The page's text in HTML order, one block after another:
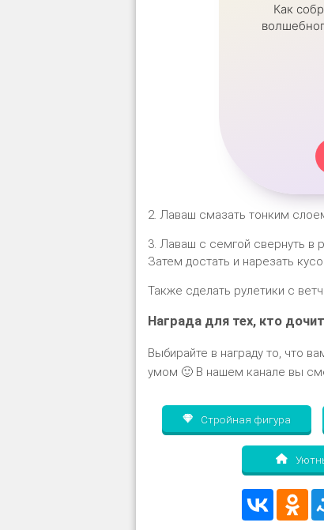
Как
2. Лаваш смазать тонким
3. Лаваш с семгой свернуть в
Затем достать и нарезать
Также сделать рулетики с
Награда для тех, кто
Выбирайте в награду то, что
умом 🙂 В нашем канале вы
Стройная фигура